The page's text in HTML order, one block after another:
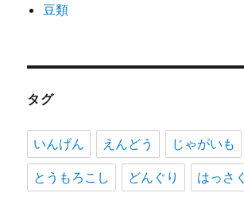
豆類
タグ
いんげん えんどう じゃがいも
とうもろこし どんぐり はっさく